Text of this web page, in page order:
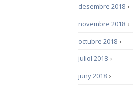
›
desembre 2018
›
novembre 2018
›
octubre 2018
›
juliol 2018
›
juny 2018